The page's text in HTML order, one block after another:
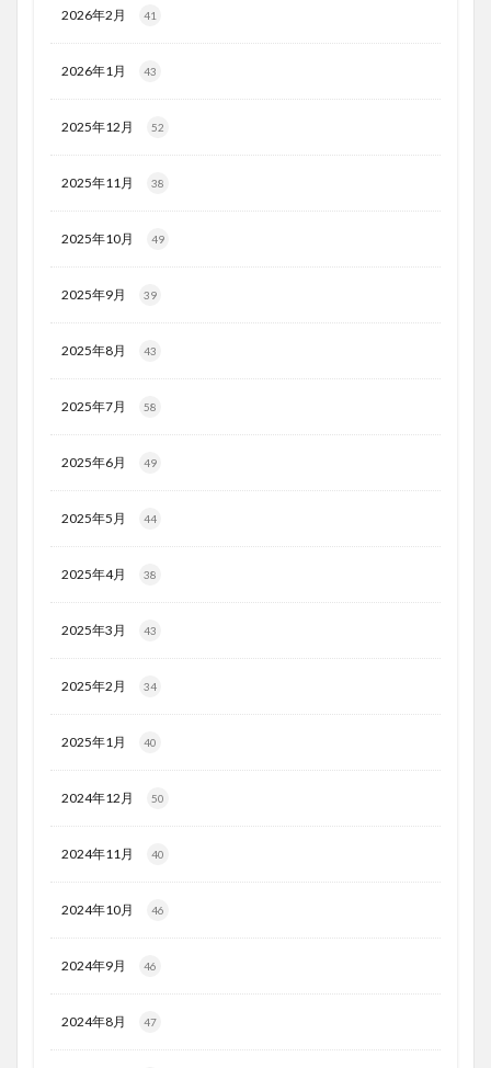
2026年2月 41
2026年1月 43
2025年12月 52
2025年11月 38
2025年10月 49
2025年9月 39
2025年8月 43
2025年7月 58
2025年6月 49
2025年5月 44
2025年4月 38
2025年3月 43
2025年2月 34
2025年1月 40
2024年12月 50
2024年11月 40
2024年10月 46
2024年9月 46
2024年8月 47